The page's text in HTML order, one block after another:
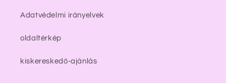
Adatvédelmi irányelvek
oldaltérkép
kiskereskedő-ajánlás